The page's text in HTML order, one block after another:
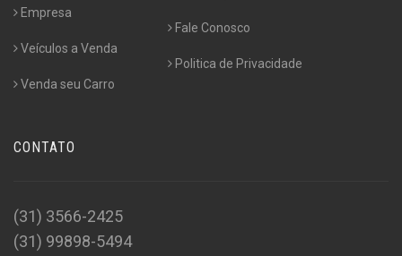
Empresa
Veículos a Venda
Venda seu Carro
Fale Conosco
Politica de Privacidade
CONTATO
(31) 3566-2425
(31) 99898-5494